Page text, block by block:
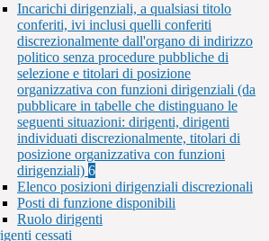
Incarichi dirigenziali, a qualsiasi titolo
conferiti, ivi inclusi quelli conferiti
discrezionalmente dall'organo di indirizzo
politico senza procedure pubbliche di
selezione e titolari di posizione
organizzativa con funzioni dirigenziali (da
pubblicare in tabelle che distinguano le
seguenti situazioni: dirigenti, dirigenti
individuati discrezionalmente, titolari di
posizione organizzativa con funzioni
dirigenziali) 6
Elenco posizioni dirigenziali discrezionali
Posti di funzione disponibili
Ruolo dirigenti
cessati